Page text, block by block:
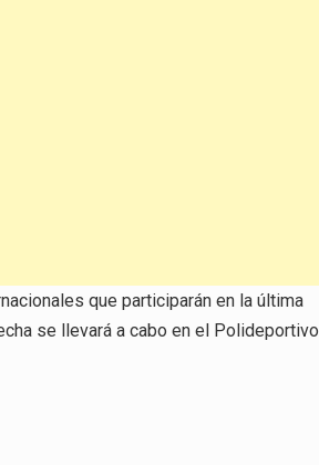
que participarán en la última
se llevará a cabo en el Polideportivo